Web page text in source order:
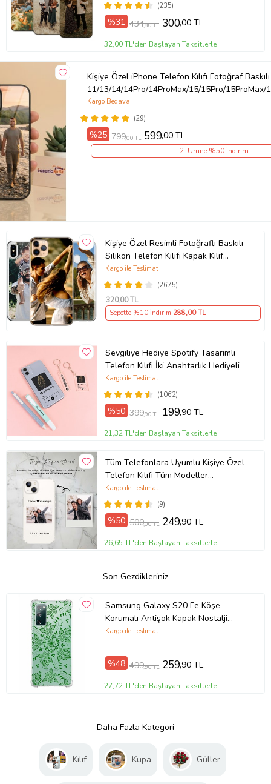
(235)
%31 434,80 TL 300,00 TL
32,00 TL'den Başlayan Taksitlerle
Kişiye Özel iPhone Telefon Kılıfı Fotoğraf Baskılı
11/13/14/14Pro/14ProMax/15/15Pro/
(29)
Kargo Bedava
%25 799,00 TL 599,00 TL
2. Ürüne %50 İndirim
Kişiye Özel Resimli Fotoğraflı Baskılı
Silikon Telefon Kılıfı Kapak Kılıf
(Telefon Modelleri Açıklamada)
(2675)
Kargo ile Teslimat
320,00 TL
Sepette %10 İndirim 288,00 TL
Sevgiliye Hediye Spotify Tasarımlı
Telefon Kılıfı İki Anahtarlık Hediyeli
(1062)
Kargo ile Teslimat
%50 399,90 TL 199,90 TL
21,32 TL'den Başlayan Taksitlerle
Tüm Telefonlara Uyumlu Kişiye Özel
Telefon Kılıfı Tüm Modeller
Açıklamada
(9)
Kargo ile Teslimat
%50 500,00 TL 249,90 TL
26,65 TL'den Başlayan Taksitlerle
Son Gezdikleriniz
Samsung Galaxy S20 Fe Köşe
Korumalı Antişok Kapak Nostalji
Kargo ile Teslimat
%48 499,90 TL 259,90 TL
27,72 TL'den Başlayan Taksitlerle
Daha Fazla Kategori
Kılıf Kupa Güller